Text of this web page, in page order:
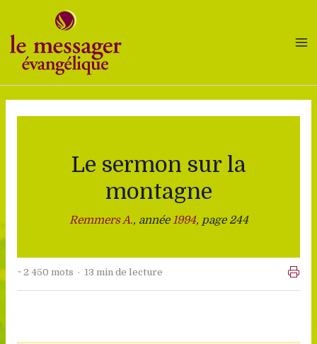
contenu
Le sermon sur la
montagne
Remmers A., année1994, page 244
~ 2 450 mots · 13 min de lecture